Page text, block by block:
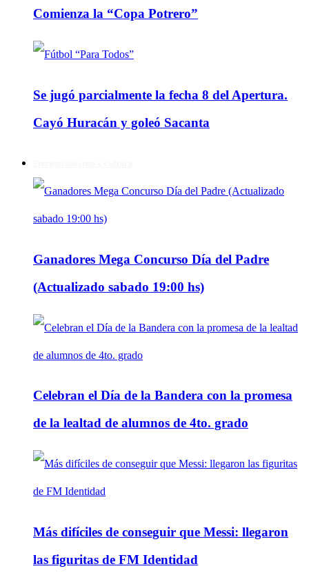
Comienza la “Copa Potrero”
Se jugó parcialmente la fecha 8 del Apertura.
Cayó Huracán y goleó Sacanta
Ganadores Mega Concurso Día del Padre
(Actualizado sabado 19:00 hs)
Celebran el Día de la Bandera con la promesa
de la lealtad de alumnos de 4to. grado
Más difíciles de conseguir que Messi: llegaron
las figuritas de FM Identidad